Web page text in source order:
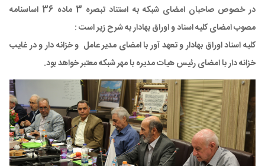
در خصوص صاحبان امضای شبکه به استناد تبصره 3 ماده 36 اساسنامه
مصوب امضای کلیه اسناد و اوراق بهادار به شرح زیر است :
کلیه اسناد اوراق بهادار و تعهد آور با امضای مدیر عامل و خزانه دار و در غایب
خزانه دار با امضای رئیس هیات مدیره با مهر شبکه معتبر خواهد بود.